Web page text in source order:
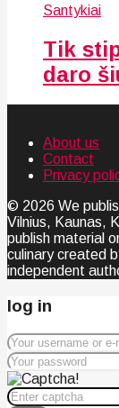
Santykiai
Tik
daro
About us
Contact
Privacy
© 2026 We
Vilnius, Kaunas,
publish material
culinary created
independent
log in